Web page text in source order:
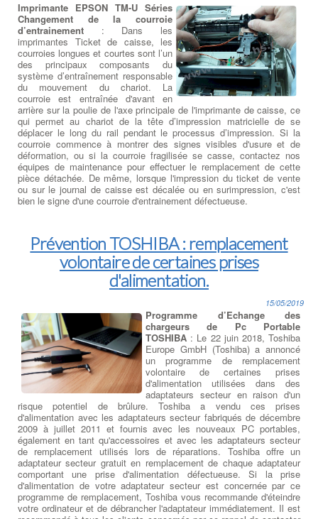
Imprimante EPSON TM-U Séries
Changement de la courroie
d’entrainement : Dans les
imprimantes Ticket de caisse, les
courroies longues et courtes sont l’un
des principaux composants du
système d’entraînement responsable
du mouvement du chariot. La
courroie est entraînée d'avant en
arrière sur la poulie de l'axe principale de l'imprimante de caisse, ce
qui permet au chariot de la tête d’impression matricielle de se
déplacer le long du rail pendant le processus d’impression. Si la
courroie commence à montrer des signes visibles d'usure et de
déformation, ou si la courroie fragilisée se casse, contactez nos
équipes de maintenance pour effectuer le remplacement de cette
pièce détachée. De même, lorsque l'impression du ticket de vente
ou sur le journal de caisse est décalée ou en surimpression, c'est
bien le signe d'une courroie d'entrainement défectueuse.
Prévention TOSHIBA : remplacement
volontaire de certaines prises
d'alimentation.
15/05/2019
Programme d’Echange des
chargeurs de Pc Portable
TOSHIBA : Le 22 juin 2018, Toshiba
Europe GmbH (Toshiba) a annoncé
un programme de remplacement
volontaire de certaines prises
d'alimentation utilisées dans des
adaptateurs secteur en raison d'un
risque potentiel de brûlure. Toshiba a vendu ces prises
d'alimentation avec les adaptateurs secteur fabriqués de décembre
2009 à juillet 2011 et fournis avec les nouveaux PC portables,
également en tant qu'accessoires et avec les adaptateurs secteur
de remplacement utilisés lors de réparations. Toshiba offre un
adaptateur secteur gratuit en remplacement de chaque adaptateur
comportant une prise d'alimentation défectueuse. Si la prise
d'alimentation de votre adaptateur secteur est concernée par ce
programme de remplacement, Toshiba vous recommande d'éteindre
votre ordinateur et de débrancher l'adaptateur immédiatement. Il est